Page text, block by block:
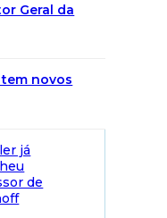
Geral da
novos
já
de